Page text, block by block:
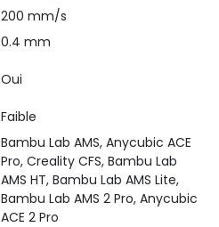
200 mm/s
0.4 mm
Oui
Faible
Bambu Lab AMS, Anycubic ACE
Pro, Creality CFS, Bambu Lab
AMS HT, Bambu Lab AMS Lite,
Bambu Lab AMS 2 Pro, Anycubic
ACE 2 Pro